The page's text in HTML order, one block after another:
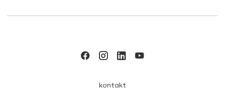
kontakt